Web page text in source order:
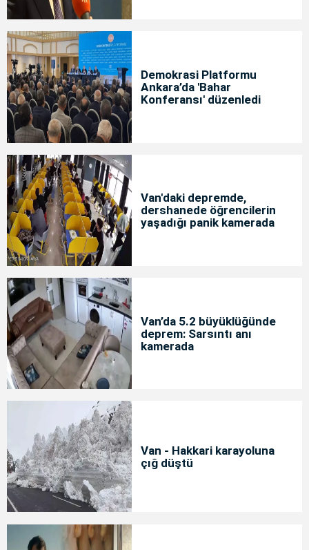
Demokrasi Platformu
Ankara’da 'Bahar
Konferansı' düzenledi
Van'daki depremde,
dershanede öğrencilerin
yaşadığı panik kamerada
Van’da 5.2 büyüklüğünde
deprem: Sarsıntı anı
kamerada
Van - Hakkari karayoluna
çığ düştü